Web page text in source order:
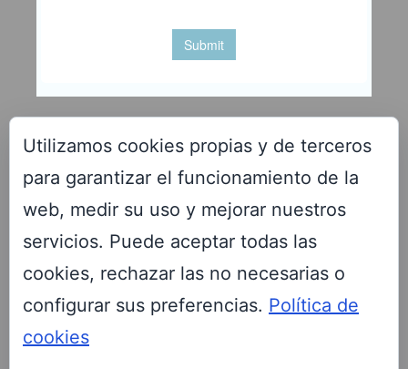
VENTAJAS PARA LOS SOCIOS DE LA FEFN
Descúbrelas aquí
Utilizamos cookies propias y de terceros
para garantizar el funcionamiento de la
web, medir su uso y mejorar nuestros
servicios. Puede aceptar todas las
cookies, rechazar las no necesarias o
configurar sus preferencias. Política de
cookies